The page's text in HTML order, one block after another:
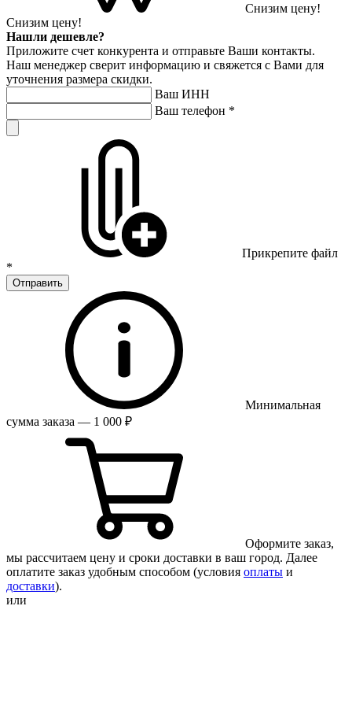
Снизим цену!
Снизим цену!
Нашли дешевле?
Приложите счет конкурента и отправьте Ваши контакты.
Наш менеджер сверит информацию и свяжется с Вами для
уточнения размера скидки.
Ваш ИНН
Ваш телефон *
Прикрепите файл
*
Отправить
Минимальная
сумма заказа — 1 000 ₽
Оформите заказ,
мы рассчитаем цену и сроки доставки в ваш город. Далее
оплатите заказ удобным способом (условия оплаты и
доставки).
или